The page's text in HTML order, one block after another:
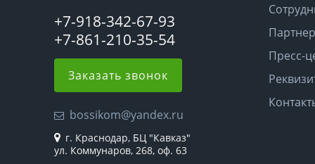
+7-918-342-67-93
+7-861-210-35-54
Заказать звонок
bossikom@yandex.ru
г. Краснодар, БЦ "Кавказ"
ул. Коммунаров, 268, оф. 63
Пресс-